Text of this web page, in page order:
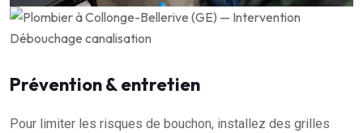
Prévention & entretien
Pour limiter les risques de bouchon, installez des grilles